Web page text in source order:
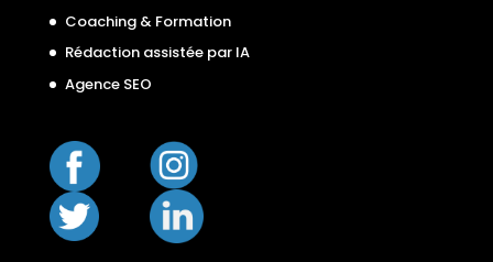
Coaching & Formation
Rédaction assistée par IA
Agence SEO